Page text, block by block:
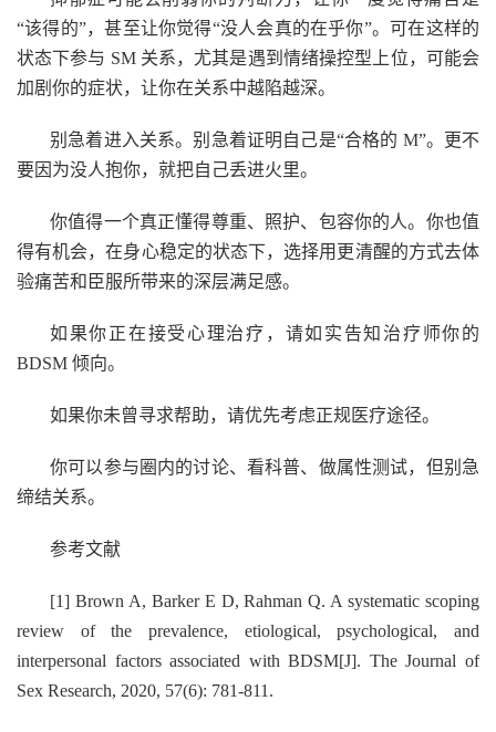
“该得的”，甚至让你觉得“没人会真的在乎你”。可在这样的
状态下参与 SM 关系，尤其是遇到情绪操控型上位，可能会
加剧你的症状，让你在关系中越陷越深。
别急着进入关系。别急着证明自己是“合格的 M”。更不
要因为没人抱你，就把自己丢进火里。
你值得一个真正懂得尊重、照护、包容你的人。你也值
得有机会，在身心稳定的状态下，选择用更清醒的方式去体
验痛苦和臣服所带来的深层满足感。
如果你正在接受心理治疗，请如实告知治疗师你的
BDSM 倾向。
如果你未曾寻求帮助，请优先考虑正规医疗途径。
你可以参与圈内的讨论、看科普、做属性测试，但别急
缔结关系。
参考文献
[1] Brown A, Barker E D, Rahman Q. A systematic scoping
review of the prevalence, etiological, psychological, and
interpersonal factors associated with BDSM[J]. The Journal of
Sex Research, 2020, 57(6): 781-811.